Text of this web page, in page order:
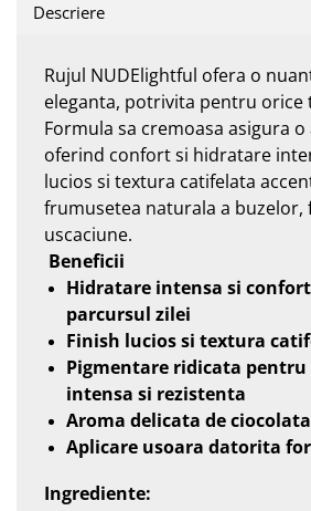
Descriere
Rujul NUDElightful ofera o
eleganta, potrivita pentru orice
Formula sa cremoasa asigura
oferind confort si hidratare
lucios si textura catifelata
frumusetea naturala a buzelor,
uscaciune.
Beneficii
Hidratare intensa si
parcursul zilei
Finish lucios si textura
Pigmentare ridicata pentru
intensa si rezistenta
Aroma delicata de
Aplicare usoara datorita
Ingrediente: